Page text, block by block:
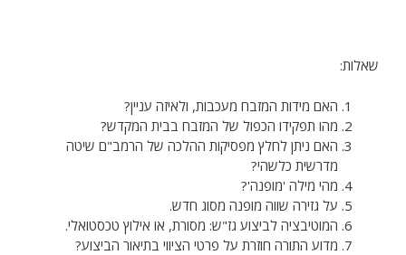
שאלות:
האם מידות המזבח מעכבות, ולאיזה עניין?
מהו תפקידו הכפול של המזבח בבית המקדש?
האם ניתן לחלץ מפסיקות ההלכה של הרמב"ם שיטה
מדרשית כלשהי?
מהי מילה 'מופנה'?
על גזירה שווה מופנה מסוג חדש.
המוטיבציה לביצוע גז"ש: מסורת, או אילוץ טכסטואלי.
מדוע התורה חוזרת על פרטי הציווי בתיאור הביצוע?